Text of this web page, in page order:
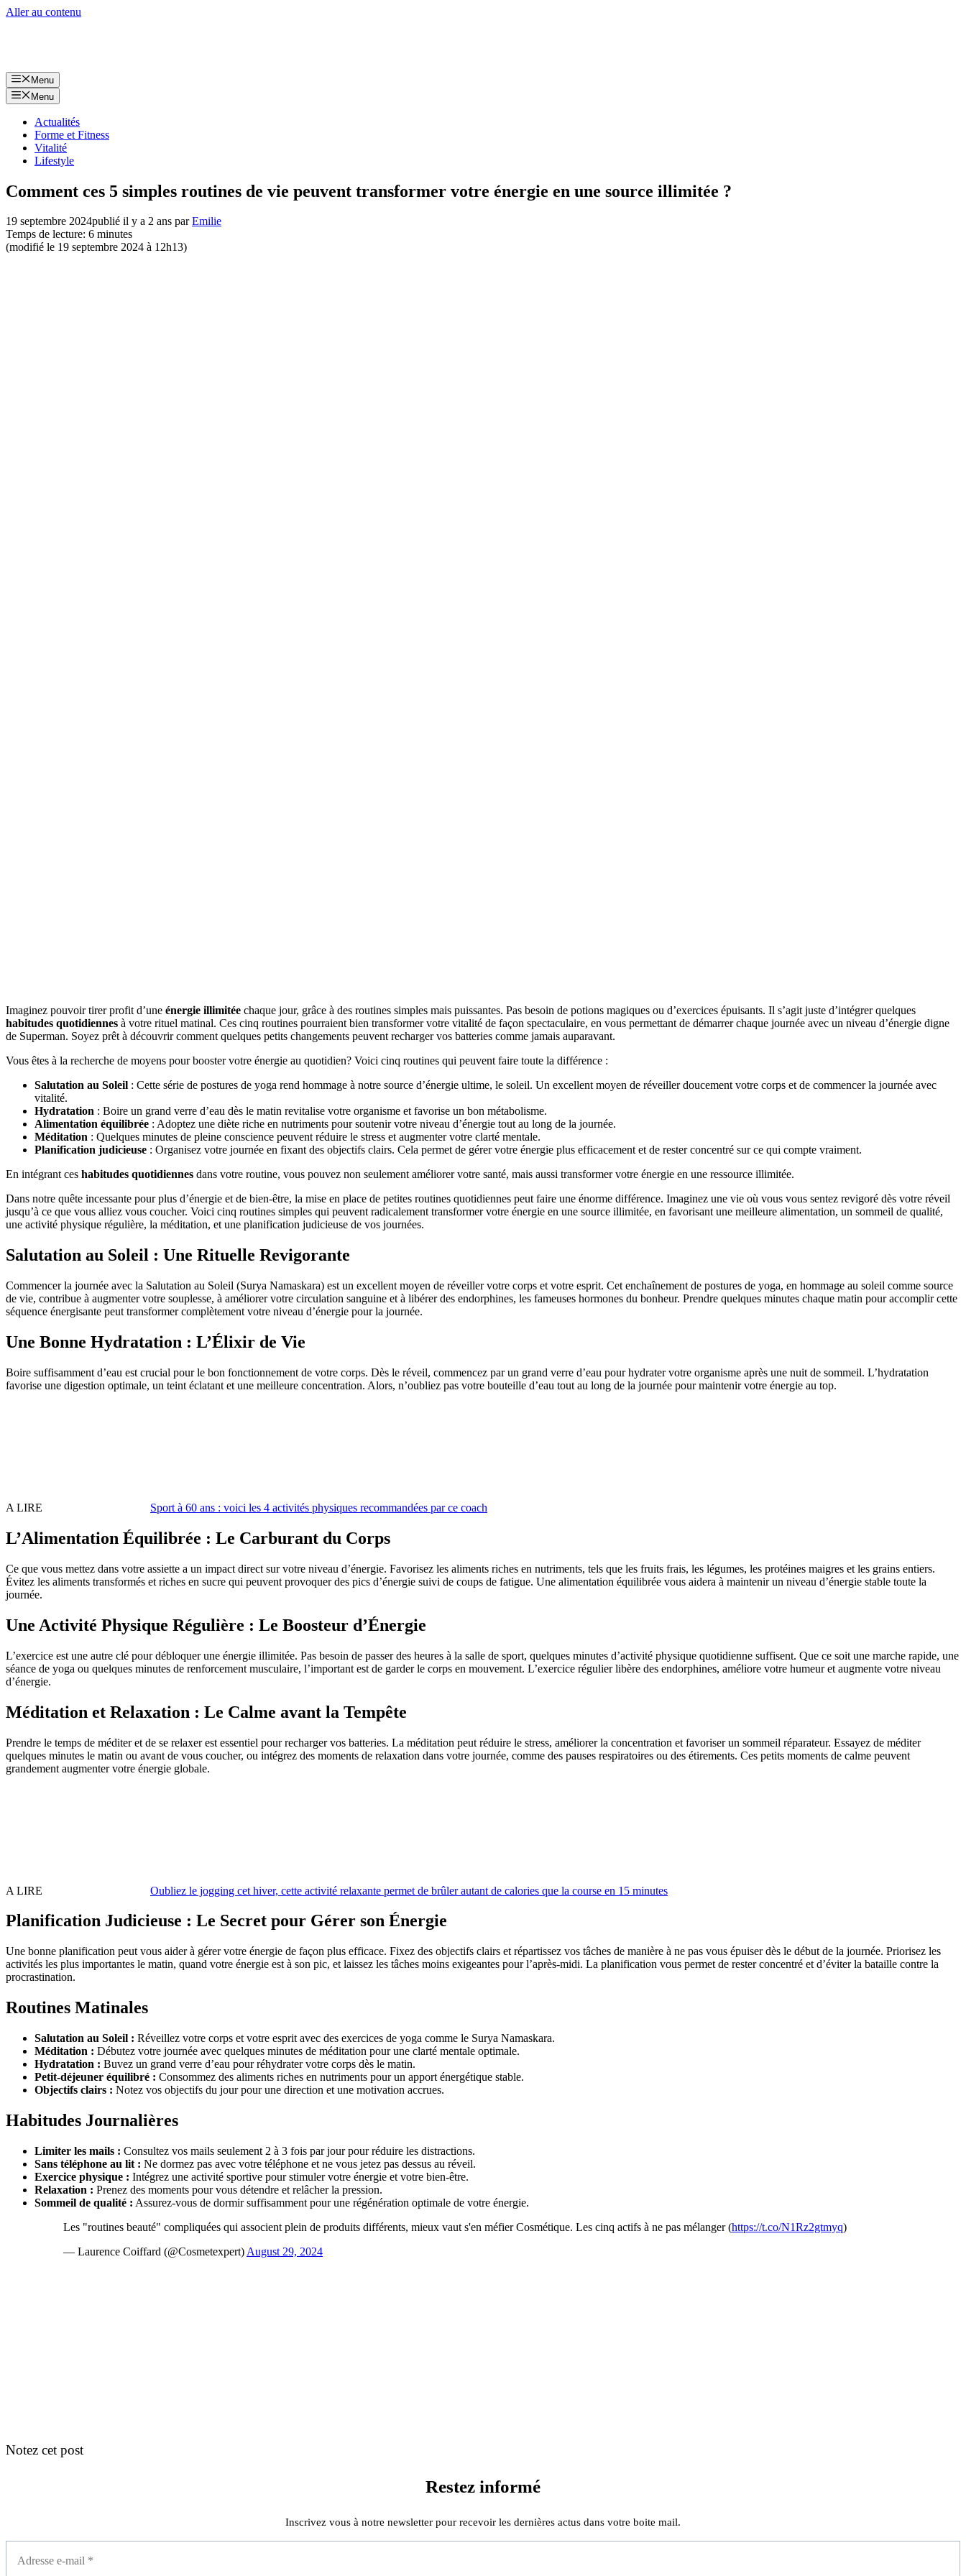
Aller au contenu
Menu
Menu
Actualités
Forme et Fitness
Vitalité
Lifestyle
Comment ces 5 simples routines de vie peuvent transformer votre énergie en une source illimitée ?
19 septembre 2024publié il y a 2 ans parEmilie
Temps de lecture: 6 minutes
(modifié le 19 septembre 2024 à 12h13)
Imaginez pouvoir tirer profit d’une énergie illimitée chaque jour, grâce à des routines simples mais puissantes. Pas besoin de potions magiques ou d’exercices épuisants. Il s’agit juste d’intégrer quelques
habitudes quotidiennes à votre rituel matinal. Ces cinq routines pourraient bien transformer votre vitalité de façon spectaculaire, en vous permettant de démarrer chaque journée avec un niveau d’énergie digne
de Superman. Soyez prêt à découvrir comment quelques petits changements peuvent recharger vos batteries comme jamais auparavant.
Vous êtes à la recherche de moyens pour booster votre énergie au quotidien? Voici cinq routines qui peuvent faire toute la différence :
Salutation au Soleil : Cette série de postures de yoga rend hommage à notre source d’énergie ultime, le soleil. Un excellent moyen de réveiller doucement votre corps et de commencer la journée avec
vitalité.
Hydratation : Boire un grand verre d’eau dès le matin revitalise votre organisme et favorise un bon métabolisme.
Alimentation équilibrée : Adoptez une diète riche en nutriments pour soutenir votre niveau d’énergie tout au long de la journée.
Méditation : Quelques minutes de pleine conscience peuvent réduire le stress et augmenter votre clarté mentale.
Planification judicieuse : Organisez votre journée en fixant des objectifs clairs. Cela permet de gérer votre énergie plus efficacement et de rester concentré sur ce qui compte vraiment.
En intégrant ces habitudes quotidiennes dans votre routine, vous pouvez non seulement améliorer votre santé, mais aussi transformer votre énergie en une ressource illimitée.
Dans notre quête incessante pour plus d’énergie et de bien-être, la mise en place de petites routines quotidiennes peut faire une énorme différence. Imaginez une vie où vous vous sentez revigoré dès votre réveil
jusqu’à ce que vous alliez vous coucher. Voici cinq routines simples qui peuvent radicalement transformer votre énergie en une source illimitée, en favorisant une meilleure alimentation, un sommeil de qualité,
une activité physique régulière, la méditation, et une planification judicieuse de vos journées.
Salutation au Soleil : Une Rituelle Revigorante
Commencer la journée avec la Salutation au Soleil (Surya Namaskara) est un excellent moyen de réveiller votre corps et votre esprit. Cet enchaînement de postures de yoga, en hommage au soleil comme source
de vie, contribue à augmenter votre souplesse, à améliorer votre circulation sanguine et à libérer des endorphines, les fameuses hormones du bonheur. Prendre quelques minutes chaque matin pour accomplir cette
séquence énergisante peut transformer complètement votre niveau d’énergie pour la journée.
Une Bonne Hydratation : L’Élixir de Vie
Boire suffisamment d’eau est crucial pour le bon fonctionnement de votre corps. Dès le réveil, commencez par un grand verre d’eau pour hydrater votre organisme après une nuit de sommeil. L’hydratation
favorise une digestion optimale, un teint éclatant et une meilleure concentration. Alors, n’oubliez pas votre bouteille d’eau tout au long de la journée pour maintenir votre énergie au top.
A LIRE Sport à 60 ans : voici les 4 activités physiques recommandées par ce coach
L’Alimentation Équilibrée : Le Carburant du Corps
Ce que vous mettez dans votre assiette a un impact direct sur votre niveau d’énergie. Favorisez les aliments riches en nutriments, tels que les fruits frais, les légumes, les protéines maigres et les grains entiers.
Évitez les aliments transformés et riches en sucre qui peuvent provoquer des pics d’énergie suivi de coups de fatigue. Une alimentation équilibrée vous aidera à maintenir un niveau d’énergie stable toute la
journée.
Une Activité Physique Régulière : Le Boosteur d’Énergie
L’exercice est une autre clé pour débloquer une énergie illimitée. Pas besoin de passer des heures à la salle de sport, quelques minutes d’activité physique quotidienne suffisent. Que ce soit une marche rapide, une
séance de yoga ou quelques minutes de renforcement musculaire, l’important est de garder le corps en mouvement. L’exercice régulier libère des endorphines, améliore votre humeur et augmente votre niveau
d’énergie.
Méditation et Relaxation : Le Calme avant la Tempête
Prendre le temps de méditer et de se relaxer est essentiel pour recharger vos batteries. La méditation peut réduire le stress, améliorer la concentration et favoriser un sommeil réparateur. Essayez de méditer
quelques minutes le matin ou avant de vous coucher, ou intégrez des moments de relaxation dans votre journée, comme des pauses respiratoires ou des étirements. Ces petits moments de calme peuvent
grandement augmenter votre énergie globale.
A LIRE Oubliez le jogging cet hiver, cette activité relaxante permet de brûler autant de calories que la course en 15 minutes
Planification Judicieuse : Le Secret pour Gérer son Énergie
Une bonne planification peut vous aider à gérer votre énergie de façon plus efficace. Fixez des objectifs clairs et répartissez vos tâches de manière à ne pas vous épuiser dès le début de la journée. Priorisez les
activités les plus importantes le matin, quand votre énergie est à son pic, et laissez les tâches moins exigeantes pour l’après-midi. La planification vous permet de rester concentré et d’éviter la bataille contre la
procrastination.
Routines Matinales
Salutation au Soleil : Réveillez votre corps et votre esprit avec des exercices de yoga comme le Surya Namaskara.
Méditation : Débutez votre journée avec quelques minutes de méditation pour une clarté mentale optimale.
Hydratation : Buvez un grand verre d’eau pour réhydrater votre corps dès le matin.
Petit-déjeuner équilibré : Consommez des aliments riches en nutriments pour un apport énergétique stable.
Objectifs clairs : Notez vos objectifs du jour pour une direction et une motivation accrues.
Habitudes Journalières
Limiter les mails : Consultez vos mails seulement 2 à 3 fois par jour pour réduire les distractions.
Sans téléphone au lit : Ne dormez pas avec votre téléphone et ne vous jetez pas dessus au réveil.
Exercice physique : Intégrez une activité sportive pour stimuler votre énergie et votre bien-être.
Relaxation : Prenez des moments pour vous détendre et relâcher la pression.
Sommeil de qualité : Assurez-vous de dormir suffisamment pour une régénération optimale de votre énergie.
Les "routines beauté" compliquées qui associent plein de produits différents, mieux vaut s'en méfier Cosmétique. Les cinq actifs à ne pas mélanger (https://t.co/N1Rz2gtmyq)
— Laurence Coiffard (@Cosmetexpert) August 29, 2024
Notez cet post
Restez informé
Inscrivez vous à notre newsletter pour recevoir les dernières actus dans votre boite mail.